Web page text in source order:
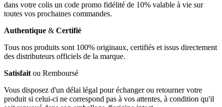
dans votre colis un code promo fidélité de 10% valable à vie sur
toutes vos prochaines commandes.
Authentique & Certifié
Tous nos produits sont 100% originaux, certifiés et issus directement
des distributeurs officiels de la marque.
Satisfait ou Remboursé
Vous disposez d'un délai légal pour échanger ou retourner votre
produit si celui-ci ne correspond pas à vos attentes, à condition qu'il